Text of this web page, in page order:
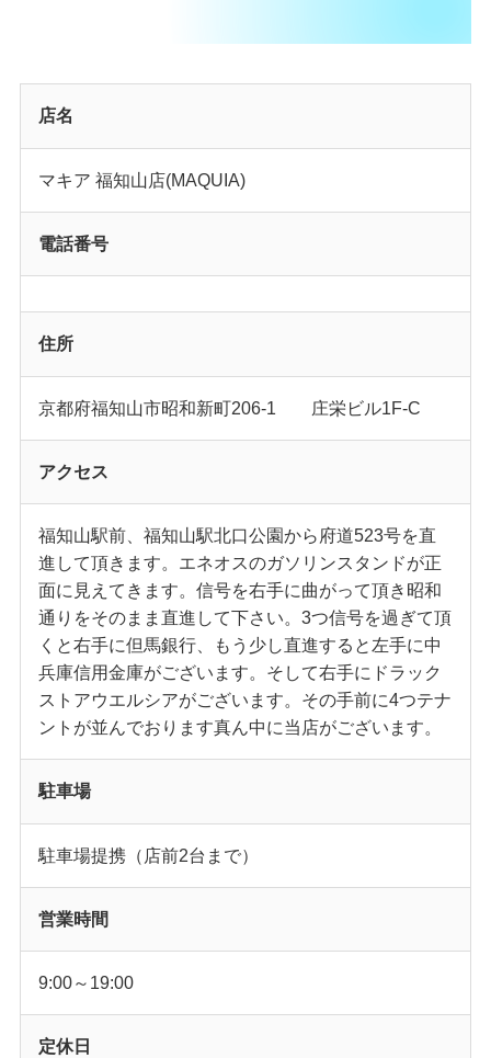
店名
マキア 福知山店(MAQUIA)
電話番号
住所
京都府福知山市昭和新町206-1 庄栄ビル1F-C
アクセス
福知山駅前、福知山駅北口公園から府道523号を直
進して頂きます。エネオスのガソリンスタンドが正
面に見えてきます。信号を右手に曲がって頂き昭和
通りをそのまま直進して下さい。3つ信号を過ぎて頂
くと右手に但馬銀行、もう少し直進すると左手に中
兵庫信用金庫がございます。そして右手にドラック
ストアウエルシアがございます。その手前に4つテナ
ントが並んでおります真ん中に当店がございます。
駐車場
駐車場提携（店前2台まで）
営業時間
9:00～19:00
定休日